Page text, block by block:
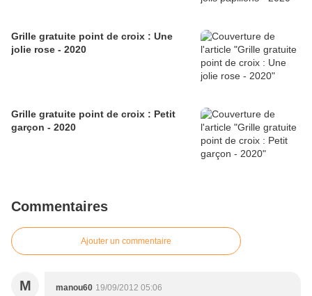
Grille gratuite point de croix : Une
jolie rose - 2020
Grille gratuite point de croix : Petit
garçon - 2020
Commentaires
Ajouter un commentaire
M manou60 19/09/2012 05:06